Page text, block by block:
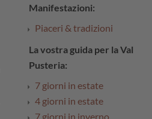
Manifestazioni:
Piaceri & tradizioni
La vostra guida per la Val
Pusteria:
7 giorni in estate
4 giorni in estate
7 giorni in inverno